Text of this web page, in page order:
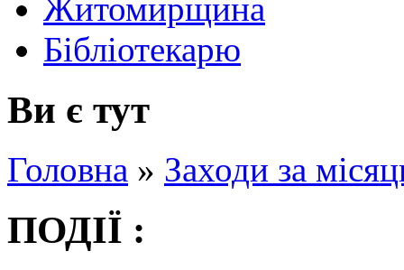
Житомирщина
Бібліотекарю
Ви є тут
Головна » Заходи за
ПОДІЇ :